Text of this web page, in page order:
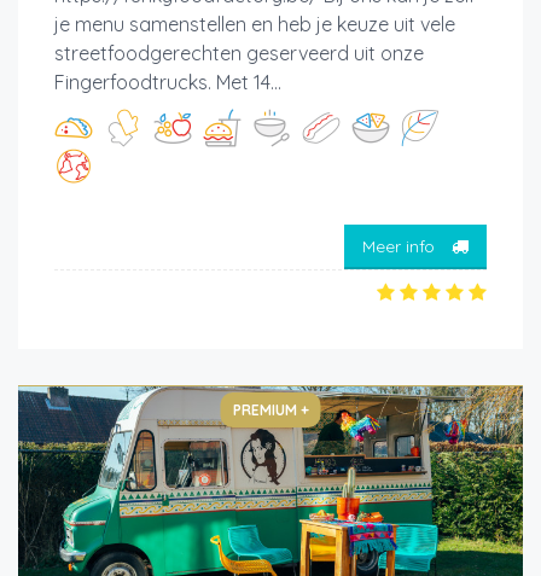
je menu samenstellen en heb je keuze uit vele
streetfoodgerechten geserveerd uit onze
Fingerfoodtrucks. Met 14...
Meer info
PREMIUM +